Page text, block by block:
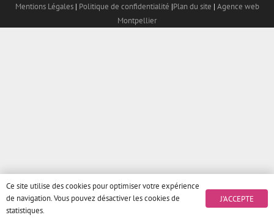
Mentions Légales| Politique de confidentialité |Plan du site | Agence web
Montpellier
Ce site utilise des cookies pour optimiser votre expérience
de navigation. Vous pouvez désactiver les cookies de
statistiques.
J’ACCEPTE